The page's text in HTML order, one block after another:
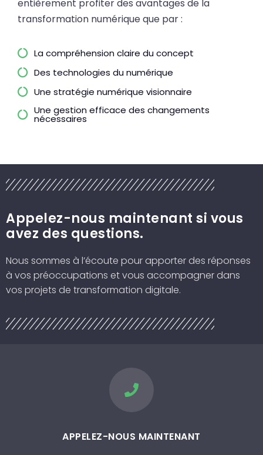
entièrement profiter des avantages de la
transformation numérique que par :
La compréhension claire du concept
Des technologies du numérique
Une stratégie numérique visionnaire
Une gestion efficace des changements
nécessaires
Appelez-nous maintenant si vous
avez des questions.
Nous sommes à l’écoute pour apporter des réponses
à vos préoccupations et vous accompagner dans
vos projets de transformation digitale.
APPELEZ-NOUS MAINTENANT